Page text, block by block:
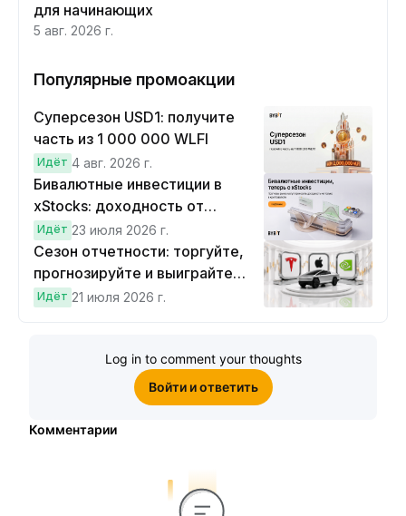
для начинающих
5 авг. 2026 г.
Популярные промоакции
Суперсезон USD1: получите
часть из 1 000 000 WLFI
Идёт 4 авг. 2026 г.
Бивалютные инвестиции в
xStocks: доходность от
прогнозов
Идёт 23 июля 2026 г.
Сезон отчетности: торгуйте,
прогнозируйте и выиграйте
Cybertruck!
Идёт 21 июля 2026 г.
Log in to comment your thoughts
Войти и ответить
Комментарии